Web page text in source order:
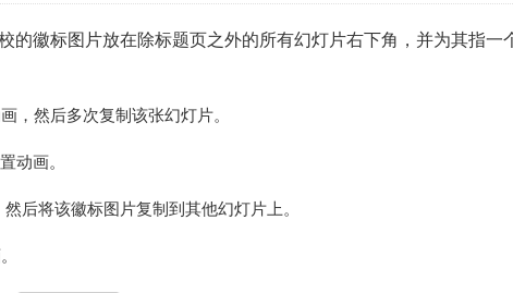
的徽标图片放在除标题页之外的所有幻灯片右下角，并为其指一
，然后多次复制该张幻灯片。
动画。
后将该徽标图片复制到其他幻灯片上。